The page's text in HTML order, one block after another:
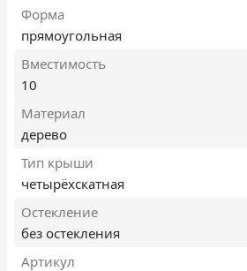
Форма
прямоугольная
Вместимость
10
Материал
дерево
Тип крыши
четырёхскатная
Остекление
без остекления
Артикул